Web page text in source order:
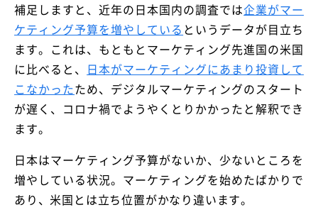
補足しますと、近年の日本国内の調査では企業がマー
ケティング予算を増やしている というデータが目立ち
ます。これは、もともとマーケティング先進国の米国
に比べると、 日本がマーケティングにあまり投資して
こなかったため、デジタルマーケティングのスタート
が遅く、コロナ禍でようやくとりかかったと解釈でき
ます。
日本はマーケティング予算がないか、少ないところを
増やしている状況。マーケティングを始めたばかりで
あり、米国とは立ち位置がかなり違います。